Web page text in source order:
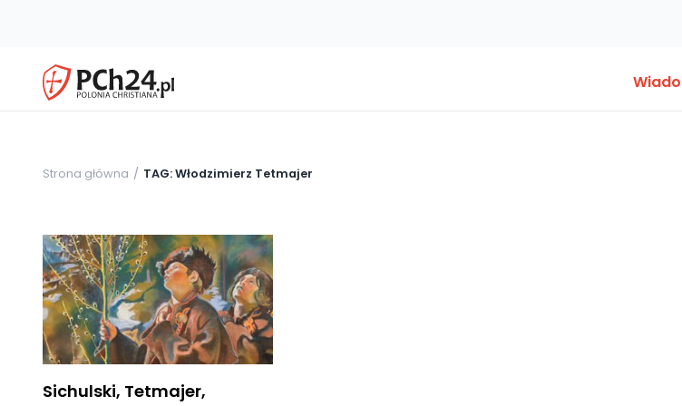
Strona główna TAG: Włodzimierz Tetmajer
Sichulski, Tetmajer,